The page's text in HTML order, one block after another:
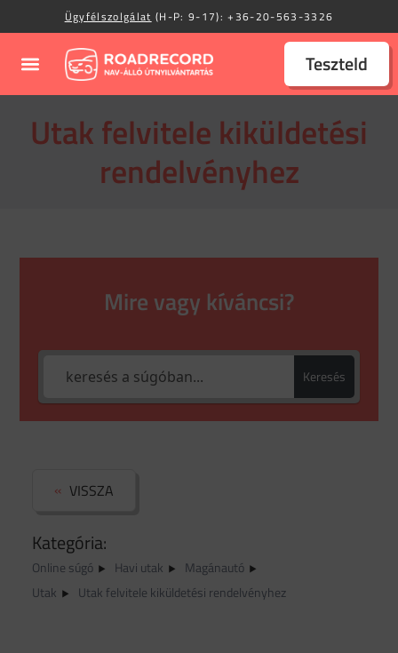
Ügyfélszolgálat (H-P: 9-17):+36-20-563-3326
Teszteld
Utak felvitele kiküldetési
rendelvényhez
Mire vagy kíváncsi?
Keresés
Kategória:
Online súgó Havi utak
Magánautó
Utak
Utak felvitele kiküldetési rendelvényhez
VISSZA